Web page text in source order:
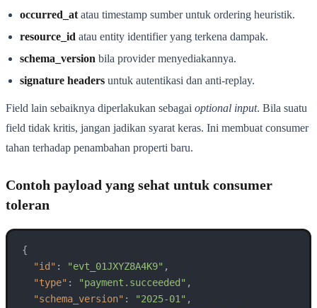
occurred_at atau timestamp sumber untuk ordering heuristik.
resource_id atau entity identifier yang terkena dampak.
schema_version bila provider menyediakannya.
signature headers untuk autentikasi dan anti-replay.
Field lain sebaiknya diperlakukan sebagai optional input. Bila suatu
field tidak kritis, jangan jadikan syarat keras. Ini membuat consumer
tahan terhadap penambahan properti baru.
Contoh payload yang sehat untuk consumer
toleran
{
"id" : "evt_01JXYZ8A4K9" ,
"type" : "payment.succeeded" ,
"schema_version" : "2025-01" ,